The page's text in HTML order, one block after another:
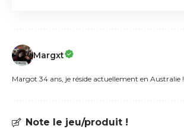
Margxt
Margot 34 ans, je réside actuellement en Australie !
Note le jeu/produit !